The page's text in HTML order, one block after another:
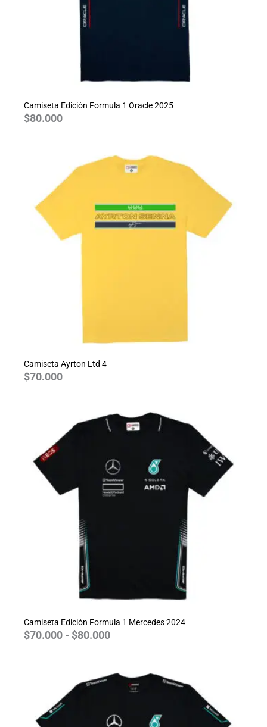
Camiseta Edición Formula 1 Oracle 2025
$80.000
Camiseta Ayrton Ltd 4
$70.000
Camiseta Edición Formula 1 Mercedes 2024
$70.000 - $80.000
de
precios:
hasta
$80.000